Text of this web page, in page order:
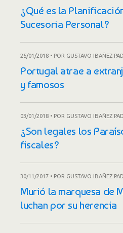
¿Qué es la
Sucesoria Personal?
25/01/2018 • POR GUSTAVO IBAÑEZ
Portugal atrae a
y famosos
03/01/2018 • POR GUSTAVO IBAÑEZ
¿Son legales los
fiscales?
30/11/2017 • POR GUSTAVO IBAÑEZ
Murió la marquesa de
luchan por su herencia